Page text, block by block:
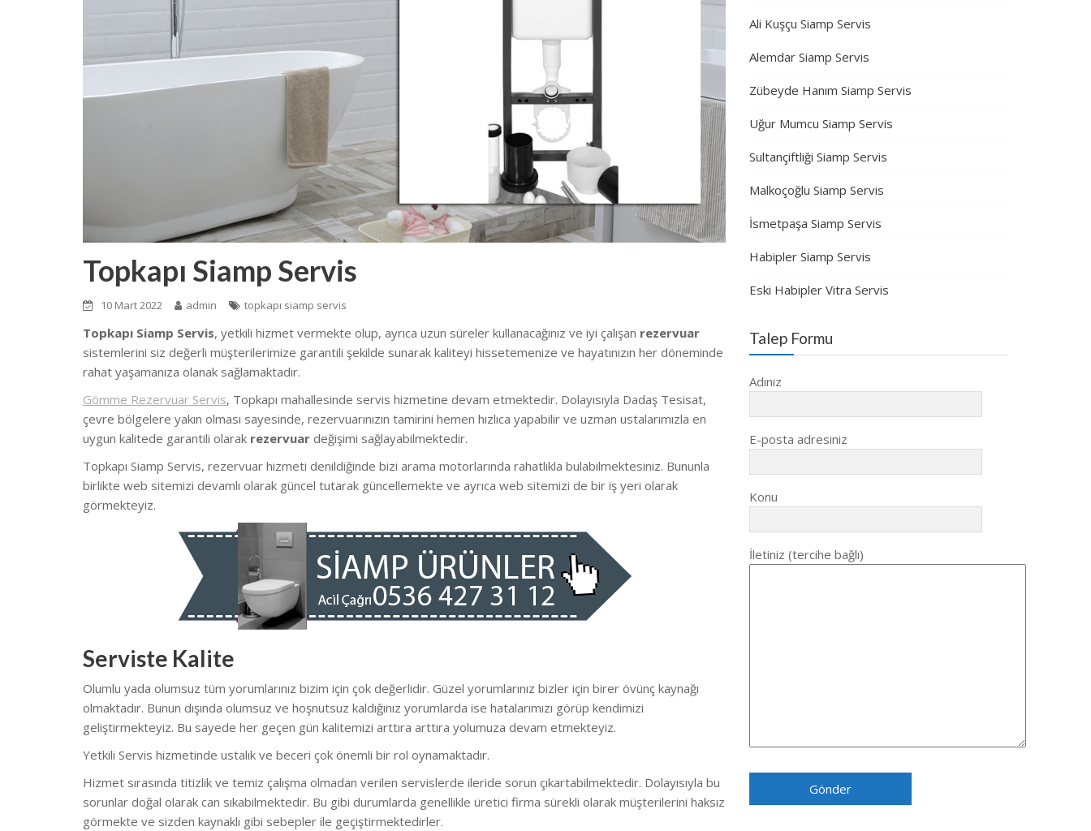
Topkapı Siamp Servis
10 Mart 2022 admin topkapı siamp servis
Topkapı Siamp Servis, yetkili hizmet vermekte olup, ayrıca uzun süreler kullanacağınız ve iyi çalışan rezervuar
sistemlerini siz değerli müşterilerimize garantili şekilde sunarak kaliteyi hissetemenize ve hayatınızın her döneminde
rahat yaşamanıza olanak sağlamaktadır.
Gömme Rezervuar Servis, Topkapı mahallesinde servis hizmetine devam etmektedir. Dolayısıyla Dadaş Tesisat,
çevre bölgelere yakın olması sayesinde, rezervuarınızın tamirini hemen hızlıca yapabilir ve uzman ustalarımızla en
uygun kalitede garantili olarak rezervuar değişimi sağlayabilmektedir.
Topkapı Siamp Servis, rezervuar hizmeti denildiğinde bizi arama motorlarında rahatlıkla bulabilmektesiniz. Bununla
birlikte web sitemizi devamlı olarak güncel tutarak güncellemekte ve ayrıca web sitemizi de bir iş yeri olarak
görmekteyiz.
Serviste Kalite
Olumlu yada olumsuz tüm yorumlarınız bizim için çok değerlidir. Güzel yorumlarınız bizler için birer övünç kaynağı
olmaktadır. Bunun dışında olumsuz ve hoşnutsuz kaldığınız yorumlarda ise hatalarımızı görüp kendimizi
geliştirmekteyiz. Bu sayede her geçen gün kalitemizi arttıra arttıra yolumuza devam etmekteyiz.
Yetkili Servis hizmetinde ustalık ve beceri çok önemli bir rol oynamaktadır.
Hizmet sırasında titizlik ve temiz çalışma olmadan verilen servislerde ileride sorun çıkartabilmektedir. Dolayısıyla bu
sorunlar doğal olarak can sıkabilmektedir. Bu gibi durumlarda genellikle üretici firma sürekli olarak müşterilerini haksız
görmekte ve sizden kaynaklı gibi sebepler ile geçiştirmektedirler.
Ali Kuşçu Siamp Servis
Alemdar Siamp Servis
Zübeyde Hanım Siamp Servis
Uğur Mumcu Siamp Servis
Sultançiftliği Siamp Servis
Malkoçoğlu Siamp Servis
İsmetpaşa Siamp Servis
Habipler Siamp Servis
Eski Habipler Vitra Servis
Talep Formu
Adınız
E-posta adresiniz
Konu
İletiniz (tercihe bağlı)